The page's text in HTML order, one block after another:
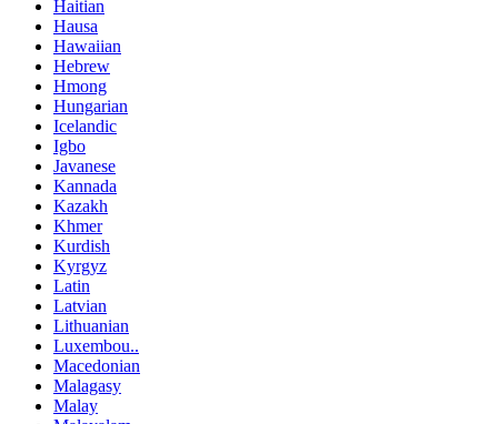
Haitian
Hausa
Hawaiian
Hebrew
Hmong
Hungarian
Icelandic
Igbo
Javanese
Kannada
Kazakh
Khmer
Kurdish
Kyrgyz
Latin
Latvian
Lithuanian
Luxembou..
Macedonian
Malagasy
Malay